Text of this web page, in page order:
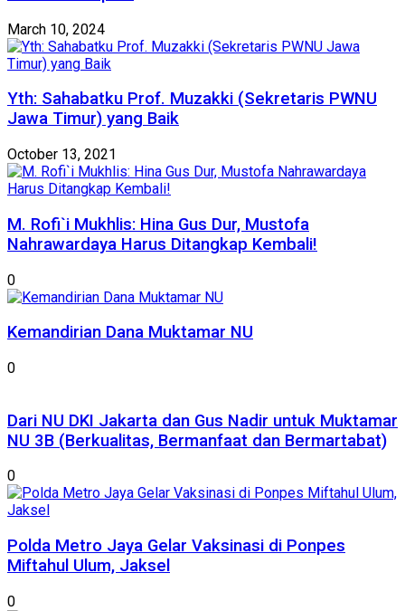
March 10, 2024
Yth: Sahabatku Prof. Muzakki (Sekretaris PWNU
Jawa Timur) yang Baik
October 13, 2021
M. Rofi`i Mukhlis: Hina Gus Dur, Mustofa
Nahrawardaya Harus Ditangkap Kembali!
0
Kemandirian Dana Muktamar NU
0
Dari NU DKI Jakarta dan Gus Nadir untuk Muktamar
NU 3B (Berkualitas, Bermanfaat dan Bermartabat)
0
Polda Metro Jaya Gelar Vaksinasi di Ponpes
Miftahul Ulum, Jaksel
0